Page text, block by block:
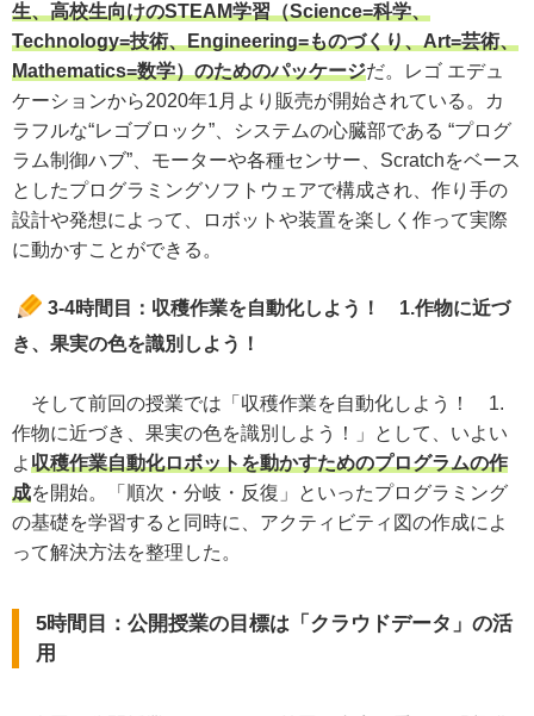
生、高校生向けのSTEAM学習（Science=科学、
Technology=技術、Engineering=ものづくり、Art=芸術、
Mathematics=数学）のためのパッケージだ。レゴ エデュ
ケーションから2020年1月より販売が開始されている。カ
ラフルな“レゴブロック”、システムの心臓部である “プログ
ラム制御ハブ”、モーターや各種センサー、Scratchをベース
としたプログラミングソフトウェアで構成され、作り手の
設計や発想によって、ロボットや装置を楽しく作って実際
に動かすことができる。
3-4時間目：収穫作業を自動化しよう！ 1.作物に近づ
き、果実の色を識別しよう！
そして前回の授業では「収穫作業を自動化しよう！ 1.
作物に近づき、果実の色を識別しよう！」として、いよい
よ収穫作業自動化ロボットを動かすためのプログラムの作
成を開始。「順次・分岐・反復」といったプログラミング
の基礎を学習すると同時に、アクティビティ図の作成によ
って解決方法を整理した。
5時間目：公開授業の目標は「クラウドデータ」の活
用